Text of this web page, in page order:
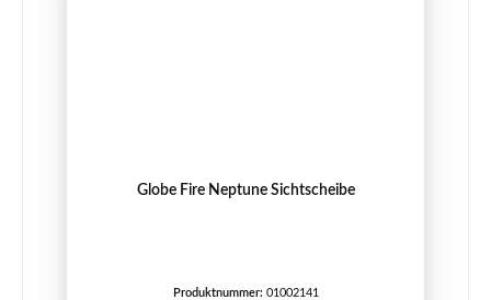
Globe Fire Neptune Sichtscheibe
Produktnummer: 01002141